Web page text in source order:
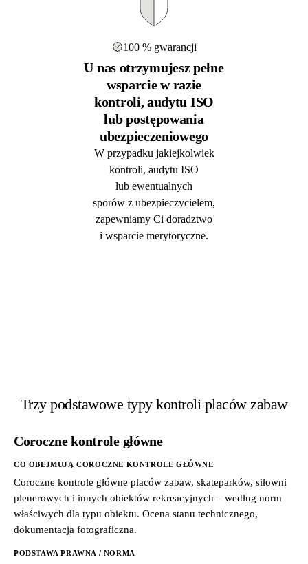
100 % gwarancji
U nas otrzymujesz pełne
wsparcie w razie
kontroli, audytu ISO
lub postępowania
ubezpieczeniowego
W przypadku jakiejkolwiek
kontroli, audytu ISO
lub ewentualnych
sporów z ubezpieczycielem,
zapewniamy Ci doradztwo
i wsparcie merytoryczne.
Trzy podstawowe typy kontroli placów zabaw
Coroczne kontrole główne
CO OBEJMUJĄ COROCZNE KONTROLE GŁÓWNE
Coroczne kontrole główne placów zabaw, skateparków, siłowni
plenerowych i innych obiektów rekreacyjnych – według norm
właściwych dla typu obiektu. Ocena stanu technicznego,
dokumentacja fotograficzna.
PODSTAWA PRAWNA / NORMA